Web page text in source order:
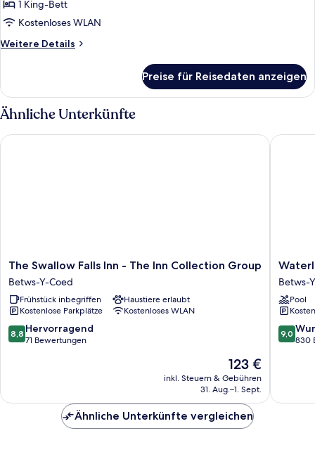
Doppelzimmer
(The
Rupert)
1 King-Bett
Kostenloses WLAN
Weitere Details
Weitere
(The
Rupert)
Preise für Reisedaten anzeigen
Ähnliche Unterkünfte
The
Swallow
Falls
Inn
-
The
Inn
Coed
The Swallow Falls Inn - The Inn Collection Group
Betws-Y-Coed
Frühstück inbegriffen
Haustiere erlaubt
Kostenlose Parkplätze
Kostenloses WLAN
8.8
von
8,8 Hervorragend
71 Bewertungen
Der
Preis
beträgt
123 €
inkl. Steuern & Gebühren
31. Aug.–1. Sept.
The Swallow Falls Inn - The Inn Collection Group
Hotel
Lodge
Betws-
Y-
Coed
Betws-
Pool
9.0
von
9,0
830
Ähnliche Unterkünfte vergleichen